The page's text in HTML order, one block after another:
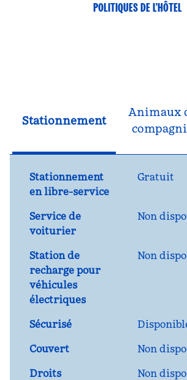
POLITIQUES DE L'HÔTEL
Stationnement
Animaux
Stationnement
en libre-service
Gratuit
Service de
voiturier
Non
Station de
recharge pour
véhicules
électriques
Non
Sécurisé
Couvert
Non
Droits
Non